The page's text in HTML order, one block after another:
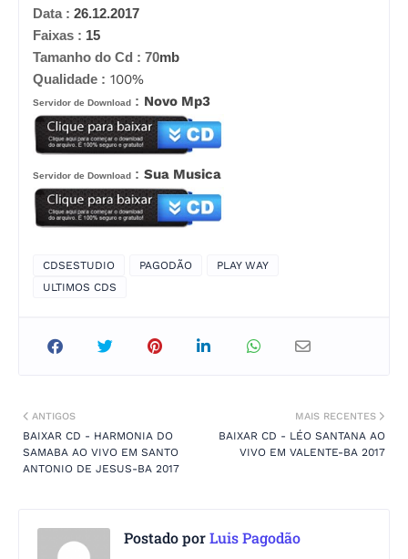
Data : 26.12.2017
Faixas : 15
Tamanho do Cd : 70mb
Qualidade : 100%
Servidor de Download : Novo Mp3
Servidor de Download : Sua Musica
CDSESTUDIO PAGODÃO
PLAY WAY
ULTIMOS CDS
MAIS RECENTES
BAIXAR CD - LÉO SANTANA AO
VIVO EM VALENTE-BA 2017
ANTIGOS
BAIXAR CD - HARMONIA DO
SAMABA AO VIVO EM SANTO
ANTONIO DE JESUS-BA 2017
Postado porLuis Pagodão